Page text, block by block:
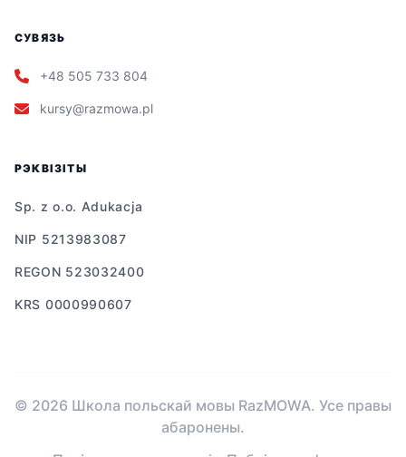
СУВЯЗЬ
+48 505 733 804
kursy@razmowa.pl
РЭКВІЗІТЫ
Sp. z o.o. Adukacja
NIP 5213983087
REGON 523032400
KRS 0000990607
© 2026 Школа польскай мовы RazMOWA. Усе правы
абаронены.